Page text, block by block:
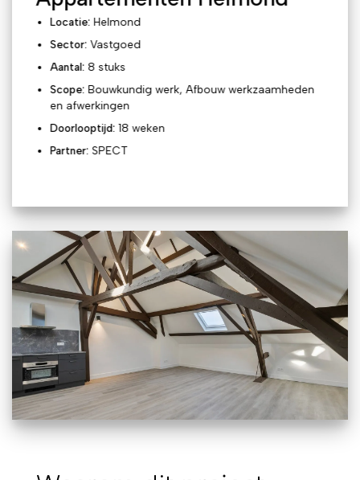
Locatie:Helmond
Sector:Vastgoed
Aantal:8 stuks
Scope: Bouwkundig werk, Afbouw werkzaamheden
en afwerkingen
Doorlooptijd:18 weken
Partner:SPECT